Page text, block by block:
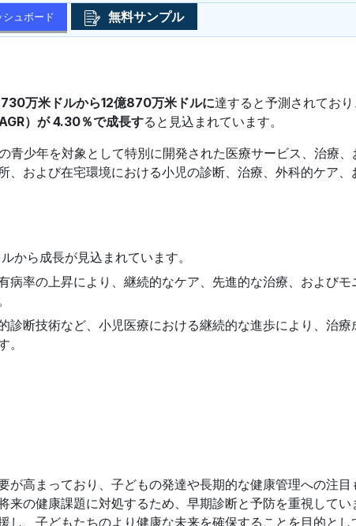
シュボード 無料サンプル
万米ドルから12億870万米ドルに達すると予測されてお
）が 4.30％で成長すると見込まれています。
青少年を対象として特別に開発された医療サービス、治療、
、および在宅環境における小児の診断、治療、外科的ケア、
から成長が見込まれています。
率の上昇により、継続的なケア、先進的な治療、およびモ
診断技術など、小児医療における継続的な進歩により、治療
。
高まっており、子どもの発達や長期的な健康管理への注目
の健康課題に対処するため、早期診断と予防を重視してい
、子どもたちのより健康な未来を確保することを目的とし